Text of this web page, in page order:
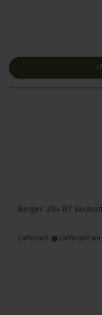
Berger .204 BT
Lieferzeit: Lieferzeit